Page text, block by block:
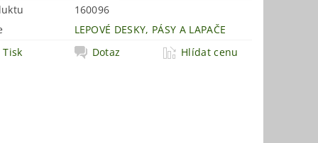
160096
LEPOVÉ DESKY, PÁSY A LAPAČE
Tisk
Dotaz Hlídat cenu